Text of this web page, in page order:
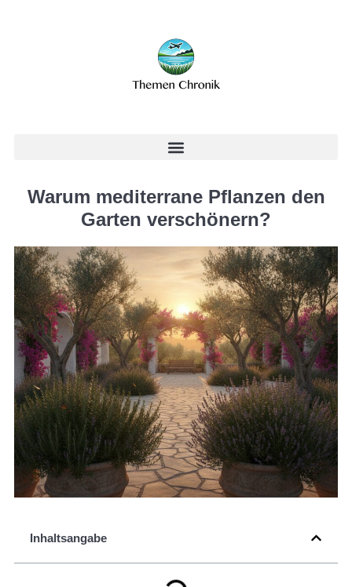
Warum mediterrane Pflanzen den
Garten verschönern?
Inhaltsangabe